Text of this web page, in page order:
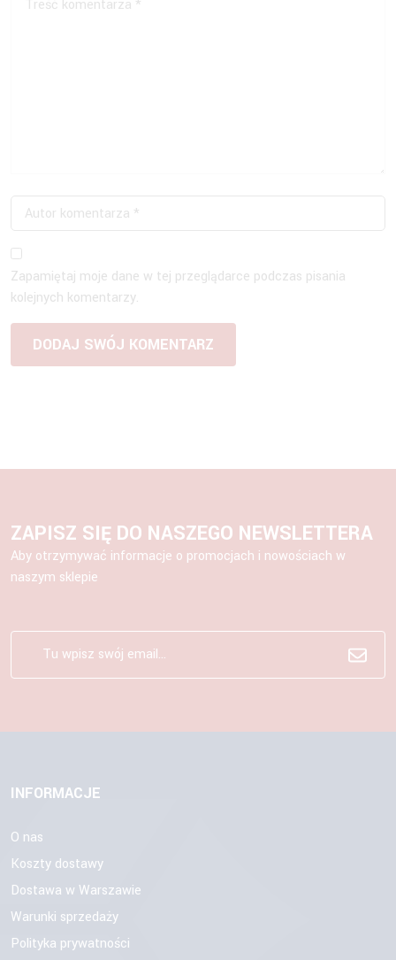
Zapamiętaj moje dane w tej przeglądarce podczas pisania
kolejnych komentarzy.
ZAPISZ SIĘ DO NASZEGO NEWSLETTERA
Aby otrzymywać informacje o promocjach i nowościach w
naszym sklepie
INFORMACJE
O nas
Koszty dostawy
Dostawa w Warszawie
Warunki sprzedaży
Polityka prywatności